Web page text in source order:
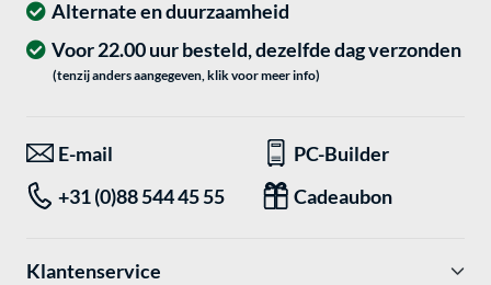
Alternate en duurzaamheid
Voor 22.00 uur besteld, dezelfde dag verzonden
(tenzij anders aangegeven, klik voor meer info)
E-mail
PC-Builder
+31 (0)88 544 45 55
Cadeaubon
Klantenservice